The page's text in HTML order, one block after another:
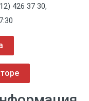
426 37 30,